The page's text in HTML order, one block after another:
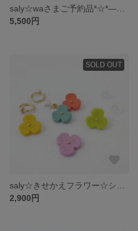
5,500円
SOLD OUT
2,900円